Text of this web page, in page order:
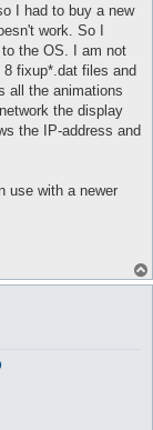
I had to buy a new
work. So I
the OS. I am not
fixup*.dat files and
all the animations
the display
the IP-address and
use with a newer